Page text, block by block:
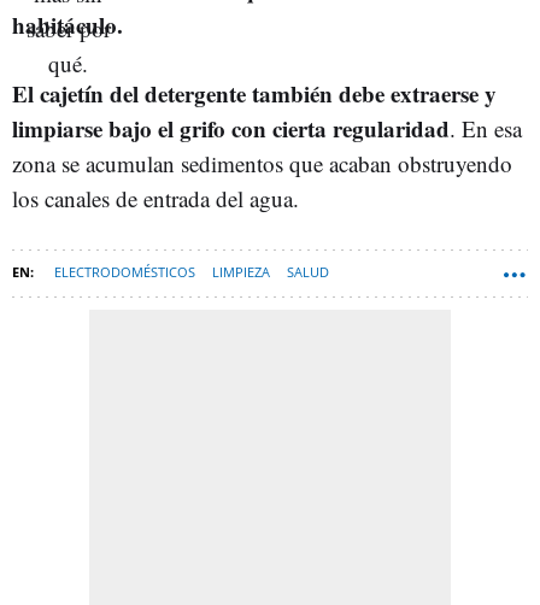
habitáculo.
El cajetín del detergente también debe extraerse y
limpiarse bajo el grifo con cierta regularidad. En esa
zona se acumulan sedimentos que acaban obstruyendo
los canales de entrada del agua.
ELECTRODOMÉSTICOS LIMPIEZA SALUD